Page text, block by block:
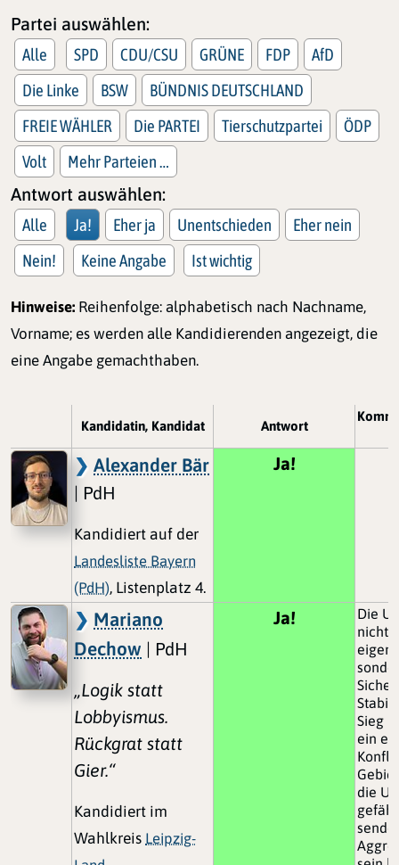
Partei auswählen:
Alle SPD CDU/CSU GRÜNE FDP
AfD
Die Linke
BSW
BÜNDNIS DEUTSCHLAND
FREIE WÄHLER
Die PARTEI Tierschutzpartei
ÖDP
Volt
Mehr Parteien …
Antwort auswählen:
Alle Ja! Eher ja Unentschieden
Eher nein
Nein!
Keine Angabe Ist wichtig
Hinweise: Reihenfolge: alphabetisch nach Nachname,
Vorname; es werden alle Kandidierenden angezeigt, die
eine Angabe gemachthaben.
Kandidatin, Kandidat Antwort
Alexander Bär
| PdH
Kandidiert auf der
Landesliste Bayern
(PdH), Listenplatz 4.
Ja!
Mariano
Dechow | PdH
„Logik statt
Lobbyismus.
Rückgrat statt
Gier.“
Kandidiert im
Wahlkreis Leipzig-
Ja!
Die
nicht
Sieg
ein
die